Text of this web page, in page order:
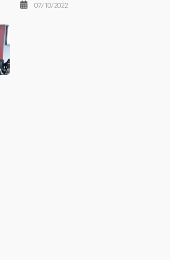
07/10/2022